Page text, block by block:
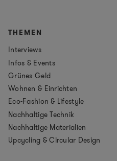
THEMEN
Interviews
Infos & Events
Grünes Geld
Wohnen & Einrichten
Eco-Fashion & Lifestyle
Nachhaltige Technik
Nachhaltige Materialien
Upcycling & Circular Design